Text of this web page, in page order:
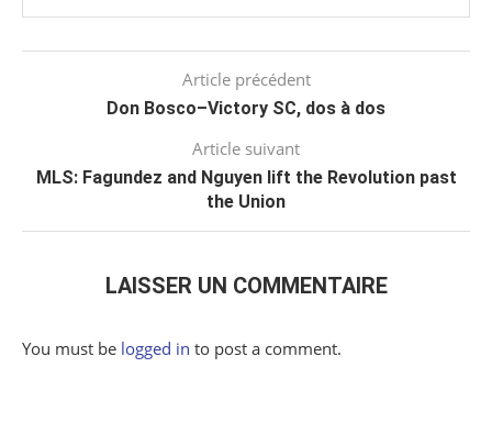
Article précédent
Don Bosco–Victory SC, dos à dos
Article suivant
MLS: Fagundez and Nguyen lift the Revolution past
the Union
LAISSER UN COMMENTAIRE
You must be logged in to post a comment.